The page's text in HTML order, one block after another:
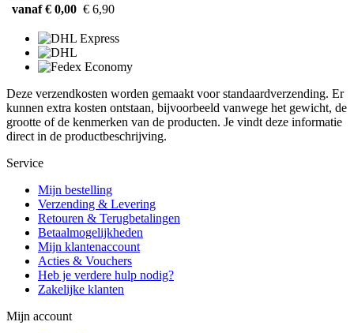
vanaf € 0,00 € 6,90
Deze verzendkosten worden gemaakt voor standaardverzending. Er
kunnen extra kosten ontstaan, bijvoorbeeld vanwege het gewicht, de
grootte of de kenmerken van de producten. Je vindt deze informatie
direct in de productbeschrijving.
Service
Mijn bestelling
Verzending & Levering
Retouren & Terugbetalingen
Betaalmogelijkheden
Mijn klantenaccount
Acties & Vouchers
Heb je verdere hulp nodig?
Zakelijke klanten
Mijn account